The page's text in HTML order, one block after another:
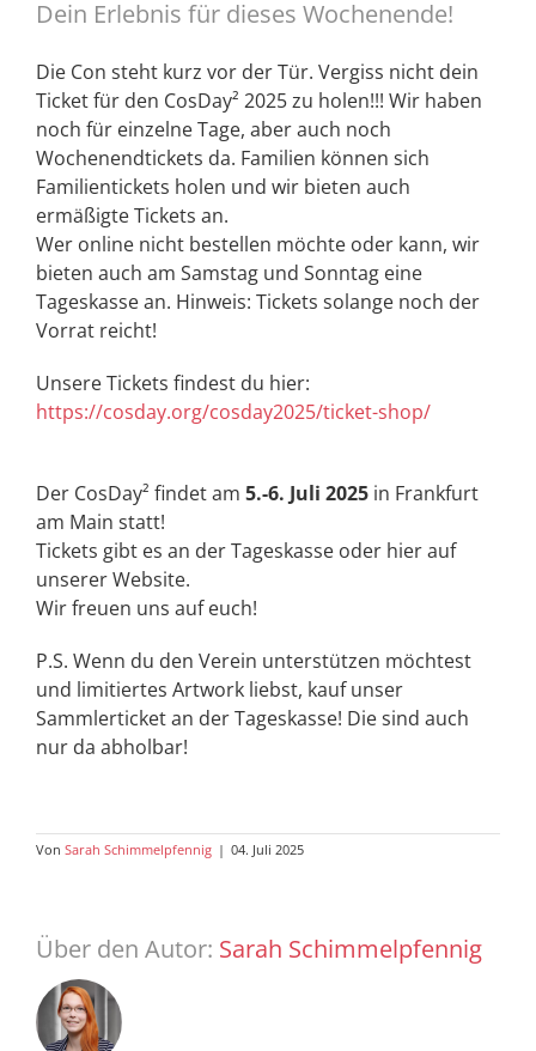
Dein Erlebnis für dieses Wochenende!
Die Con steht kurz vor der Tür. Vergiss nicht dein
Ticket für den CosDay² 2025 zu holen!!! Wir haben
noch für einzelne Tage, aber auch noch
Wochenendtickets da. Familien können sich
Familientickets holen und wir bieten auch
ermäßigte Tickets an.
Wer online nicht bestellen möchte oder kann, wir
bieten auch am Samstag und Sonntag eine
Tageskasse an. Hinweis: Tickets solange noch der
Vorrat reicht!
Unsere Tickets findest du hier:
https://cosday.org/cosday2025/ticket-shop/
Der CosDay² findet am 5.-6. Juli 2025in Frankfurt
am Main statt!
Tickets gibt es an der Tageskasse oder hier auf
unserer Website.
Wir freuen uns auf euch!
P.S. Wenn du den Verein unterstützen möchtest
und limitiertes Artwork liebst, kauf unser
Sammlerticket an der Tageskasse! Die sind auch
nur da abholbar!
Von Sarah Schimmelpfennig | 04. Juli 2025
Über den Autor: Sarah Schimmelpfennig